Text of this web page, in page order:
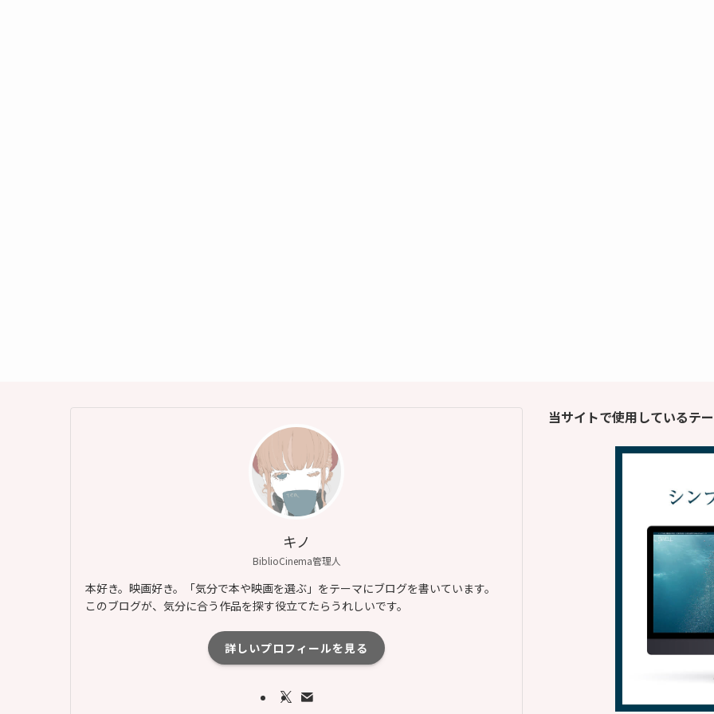
キノ
BiblioCinema管理人
本好き。映画好き。「気分で本や映画を選ぶ」をテーマにブログを書いています。
このブログが、気分に合う作品を探す役立てたらうれしいです。
詳しいプロフィールを見る
当サイトで使用しているテ